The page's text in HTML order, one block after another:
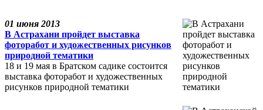
01 июня 2013
В Астрахани пройдет выставка
фоторабот и художественных рисунков
природной тематики
18 и 19 мая в Братском садике состоится
выставка фоторабот и художественных
рисунков природной тематики